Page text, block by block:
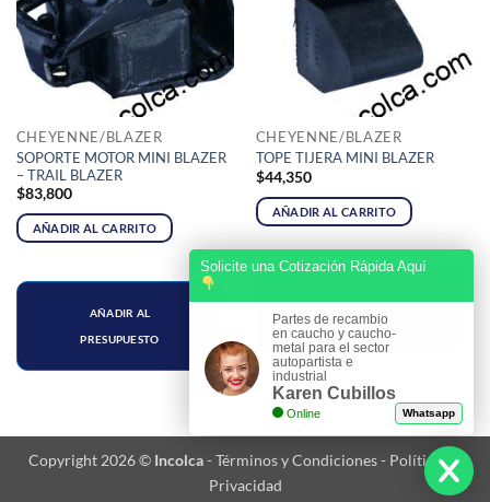
CHEYENNE/BLAZER
SOPORTE MOTOR MINI BLAZER
– TRAIL BLAZER
$83,800
AÑADIR AL CARRITO
AÑADIR AL
PRESUPUESTO
CHEYENNE/BLAZER
TOPE TIJERA MINI BLAZER
$44,350
AÑADIR AL CARRITO
PRESUPUESTO
Copyright 2026 © Incolca- Términos y Condiciones- Política de
Privacidad
Solicite una Cotización Rápida Aquí
Partes de recambio
en caucho y caucho-
metal para el sector
autopartista e
industrial
Karen Cubillos
Online Whatsapp